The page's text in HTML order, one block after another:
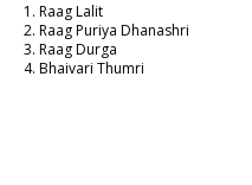
Raag Lalit
Raag Puriya Dhanashri
Raag Durga
Bhaivari Thumri